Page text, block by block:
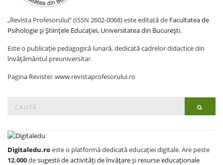
„Revista Profesorului” (ISSN 2602-0068) este editată de Facultatea de
Psihologie și Științele Educației, Universitatea din București.
Este o publicație pedagogică lunară, dedicată cadrelor didactice din
învățământul preuniversitar.
Pagina Revistei: www.revistaprofesorului.ro
for:
Digitaledu.roeste o platformă dedicată educației digitale. Are peste
12.000desugestii de activități de învățareși resurse educaționale